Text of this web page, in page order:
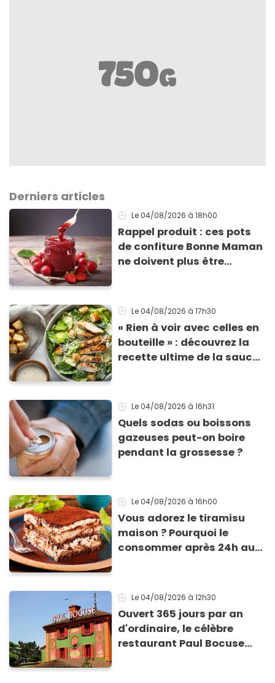
Derniers articles
Le 04/08/2026 à 18h00
Rappel produit : ces pots
de confiture Bonne Maman
ne doivent plus être
morceaux de verre
Le 04/08/2026 à 17h30
« Rien à voir avec celles en
bouteille » : découvrez la
recette ultime de la sauce
Le 04/08/2026 à 16h31
Quels sodas ou boissons
gazeuses peut-on boire
pendant la grossesse ?
Le 04/08/2026 à 16h00
Vous adorez le tiramisu
maison ? Pourquoi le
consommer après 24h au
Le 04/08/2026 à 12h30
Ouvert 365 jours par an
d'ordinaire, le célèbre
restaurant Paul Bocuse